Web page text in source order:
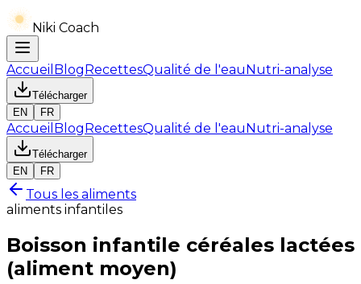
Niki Coach
Accueil BlogRecettesQualité de l'eauNutri-analyse
Télécharger
EN
FR
Accueil BlogRecettesQualité de l'eauNutri-analyse
Télécharger
EN
FR
Tous les aliments
aliments infantiles
Boisson infantile céréales lactées
(aliment moyen)